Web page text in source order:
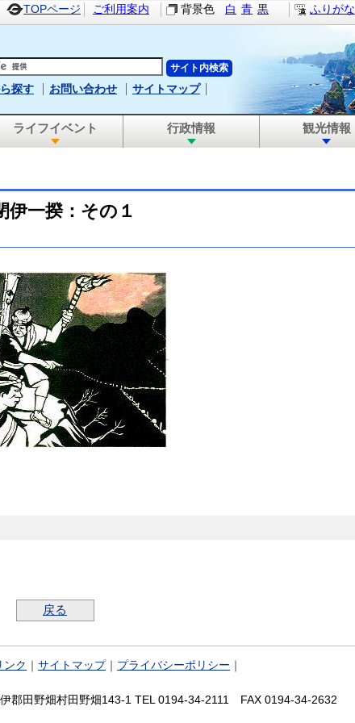
TOPページ ご利用案内 背景色 白 青 黒 ふりがな
探す お問い合わせ サイトマップ
ライフイベント 行政情報 観光情報
伊一揆：その１
戻る
ンク サイトマップ｜ プライバシーポリシー
郡田野畑村田野畑143-1 TEL 0194-34-2111 FAX 0194-34-2632